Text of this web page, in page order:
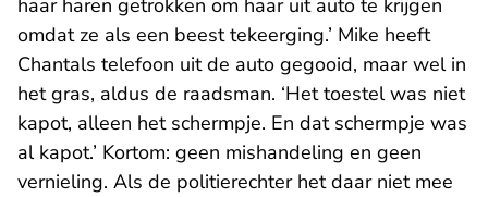
haar haren getrokken om haar uit auto te krijgen
omdat ze als een beest tekeerging.’ Mike heeft
Chantals telefoon uit de auto gegooid, maar wel in
het gras, aldus de raadsman. ‘Het toestel was niet
kapot, alleen het schermpje. En dat schermpje was
al kapot.’ Kortom: geen mishandeling en geen
vernieling. Als de politierechter het daar niet mee